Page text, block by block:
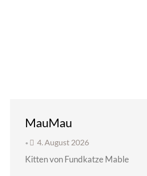
MauMau
• 4. August 2026
Kitten von Fundkatze Mable